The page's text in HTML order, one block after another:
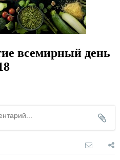
всемирный день